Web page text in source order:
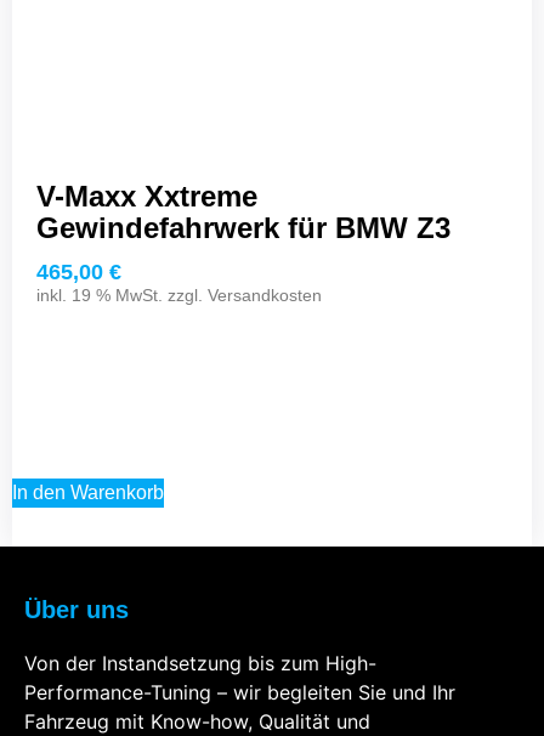
V-Maxx Xxtreme
Gewindefahrwerk für BMW Z3
465,00 €
inkl. 19 % MwSt. zzgl. Versandkosten
In den Warenkorb
Über uns
Von der Instandsetzung bis zum High-
Performance-Tuning – wir begleiten Sie und Ihr
Fahrzeug mit Know-how, Qualität und